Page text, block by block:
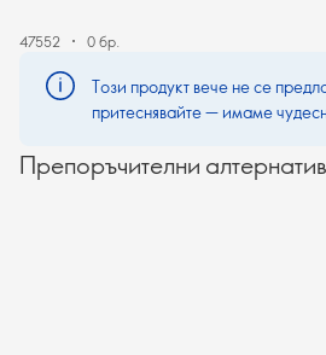
47552 0 бр.
Този продукт вече не се
притеснявайте — имаме
Препоръчителни